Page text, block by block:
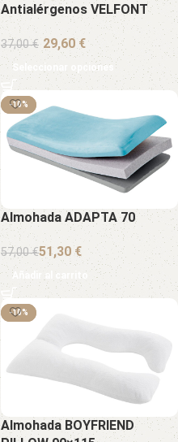
Antialérgenos VELFONT
37,00€ €
Seleccionar opciones
-10%
-10%
Almohada ADAPTA 70
57,00€51,30€
Añadir al carrito
-10%
-10%
Almohada BOYFRIEND